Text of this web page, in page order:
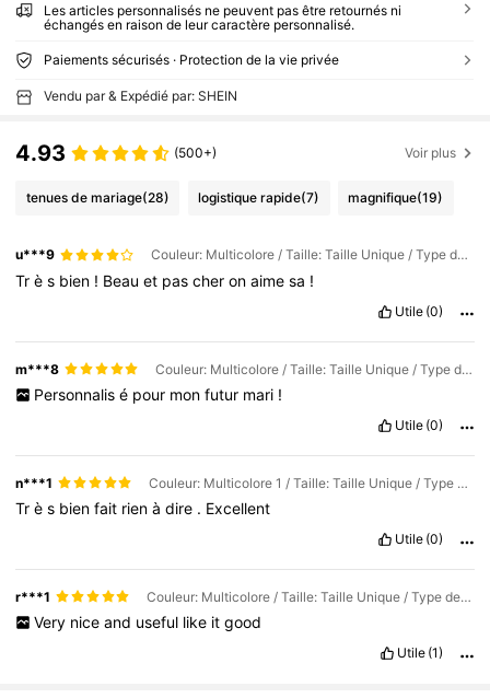
Les articles personnalisés ne peuvent pas être retournés ni
échangés en raison de leur caractère personnalisé.
Paiements sécurisés · Protection de la vie privée
Vendu par & Expédié par: SHEIN
4.93 (500+) Voir plus
tenues de mariage(28) logistique rapide(7) magnifique(19)
u***9 Couleur: Multicolore / Taille: Taille Unique / Type de style: or
Très bien ! Beauet pascheronaimesa !
Utile (0)
m***8 Couleur: Multicolore / Taille: Taille Unique / Type de style: Plaqué platine
Personnalis é pour mon futur mari !
Utile (0)
n***1 Couleur: Multicolore 1 / Taille: Taille Unique / Type de style: or
Très bienfait rienàdire . Excellent
Utile (0)
r***1 Couleur: Multicolore / Taille: Taille Unique / Type de style: Plaqué platine
Very nice and useful like it good
Utile (1)